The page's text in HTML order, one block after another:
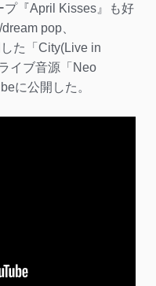
プ『April Kisses』も好
pop、
た「City(Live in
イブ音源「Neo
に公開した。